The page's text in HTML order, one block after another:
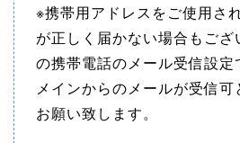
※携帯用アドレスをご使用さ
が正しく届かない場合もござ
の携帯電話のメール受信設
メインからのメールが受信
お願い致します。